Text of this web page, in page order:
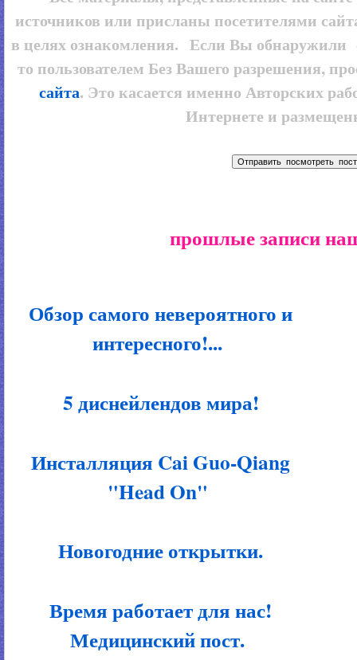
источников или присланы посетителями
в целях ознакомления. Если Вы
то пользователем Без Вашего разрешения,
сайта. Это касается именно Авторских
Интернете и
прошлые записи
Обзор самого невероятного и
интересного!...
5 диснейлендов мира!
Инсталляция Cai Guo-Qiang
"Head On"
Новогодние открытки.
Время работает для нас!
Медицинский пост.